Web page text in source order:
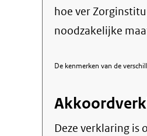
hoe ver
noodzakelijke
De kenmerken van de
Deze verklaring is